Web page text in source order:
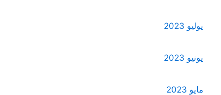
يوليو 2023
يونيو 2023
مايو 2023